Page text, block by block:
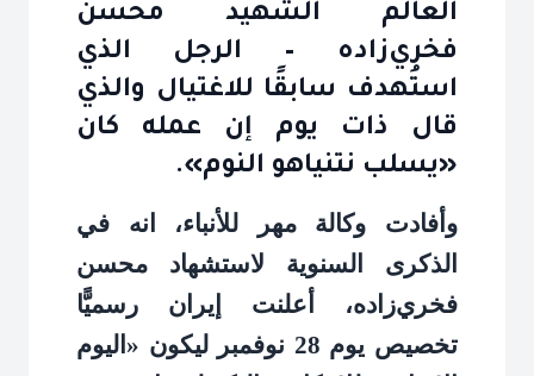
العالم الشهيد محسن
فخري‌زاده – الرجل الذي
استُهدف سابقًا للاغتيال والذي
قال ذات يوم إن عمله كان
«يسلب نتنياهو النوم».
وأفادت وكالة مهر للأنباء، انه في
الذكرى السنوية لاستشهاد محسن
فخري‌زاده، أعلنت إيران رسميًّا
تخصيص يوم 28 نوفمبر ليكون «اليوم